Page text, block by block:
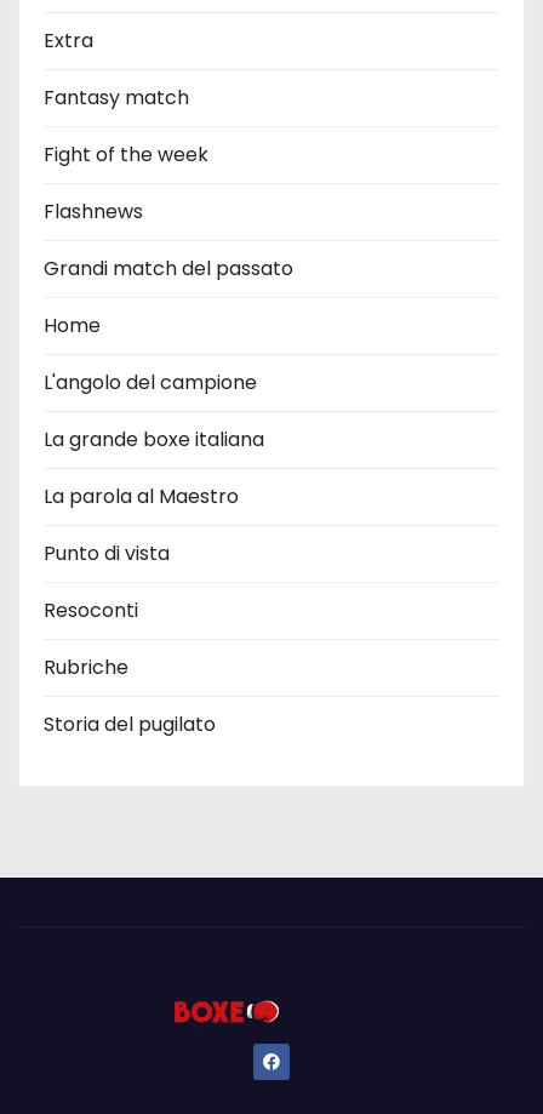
Extra
Fantasy match
Fight of the week
Flashnews
Grandi match del passato
Home
L'angolo del campione
La grande boxe italiana
La parola al Maestro
Punto di vista
Resoconti
Rubriche
Storia del pugilato